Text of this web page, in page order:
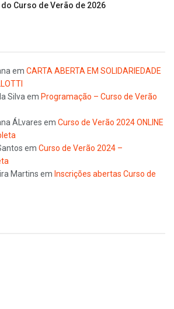
Curso de Verão de 2026
em CARTA ABERTA EM SOLIDARIEDADE
Silva em Programação – Curso de Verão
ÁLvares em Curso de Verão 2024 ONLINE
em Curso de Verão 2024 –
Martins em Inscrições abertas Curso de